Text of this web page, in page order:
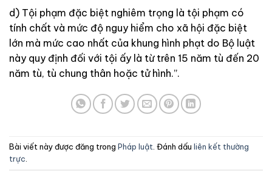
d) Tội phạm đặc biệt nghiêm trọng là tội phạm có
tính chất và mức độ nguy hiểm cho xã hội đặc biệt
lớn mà mức cao nhất của khung hình phạt do Bộ luật
này quy định đối với tội ấy là từ trên 15 năm tù đến 20
năm tù, tù chung thân hoặc tử hình.”.
Bài viết này được đăng trong Pháp luật . Đánh dấu liên kết thường
trực